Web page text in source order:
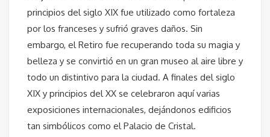
principios del siglo XIX fue utilizado como fortaleza
por los franceses y sufrió graves daños. Sin
embargo, el Retiro fue recuperando toda su magia y
belleza y se convirtió en un gran museo al aire libre y
todo un distintivo para la ciudad. A finales del siglo
XIX y principios del XX se celebraron aquí varias
exposiciones internacionales, dejándonos edificios
tan simbólicos como el Palacio de Cristal.